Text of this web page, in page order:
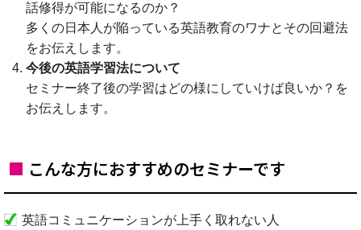
話修得が可能になるのか？
多くの日本人が陥っている英語教育のワナとその回避法
をお伝えします。
今後の英語学習法について
セミナー終了後の学習はどの様にしていけば良いか？を
お伝えします。
■ こんな方におすすめのセミナーです
英語コミュニケーションが上手く取れない人